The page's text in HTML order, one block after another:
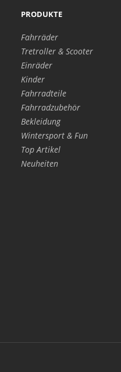
PRODUKTE
Fahrräder
Tretroller & Scooter
Einräder
Kinder
Fahrradteile
Fahrradzubehör
Bekleidung
Wintersport & Fun
Top Artikel
Neuheiten